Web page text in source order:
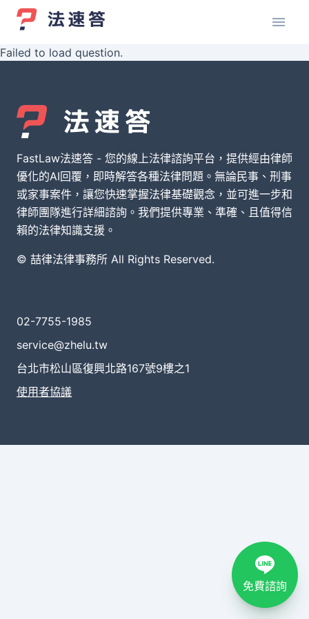
Failed to load question.
FastLaw法速答 - 您的線上法律諮詢平台，提供經由律師
優化的AI回覆，即時解答各種法律問題。無論民事、刑事
或家事案件，讓您快速掌握法律基礎觀念，並可進一步和
律師團隊進行詳細諮詢。我們提供專業、準確、且值得信
賴的法律知識支援。
© 喆律法律事務所 All Rights Reserved.
02-7755-1985
service@zhelu.tw
台北市松山區復興北路167號9樓之1
使用者協議
免費諮詢